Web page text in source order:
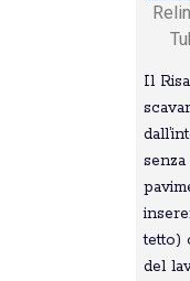
Il
tetto)
del